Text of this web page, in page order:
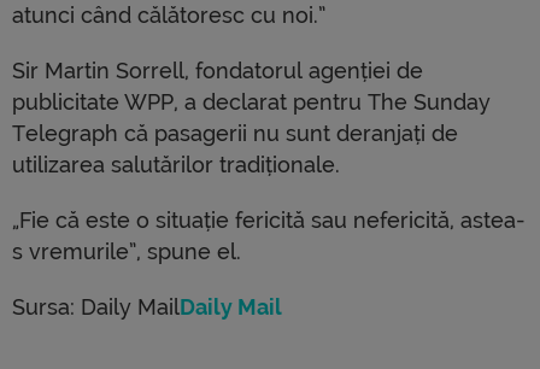
atunci când călătoresc cu noi.”
Sir Martin Sorrell, fondatorul agenției de
publicitate WPP, a declarat pentru The Sunday
Telegraph că pasagerii nu sunt deranjați de
utilizarea salutărilor tradiționale.
„Fie că este o situație fericită sau nefericită, astea-
s vremurile”, spune el.
Sursa: Daily MailDaily Mail